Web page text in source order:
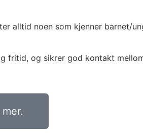
alltid noen som kjenner barnet/
fritid, og sikrer god kontakt